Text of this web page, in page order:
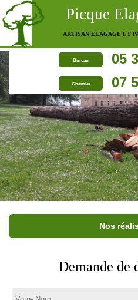
Picque
ARTISAN ELAGAGE ET
Bureau 05
Chantier 07
Nos
Demande de